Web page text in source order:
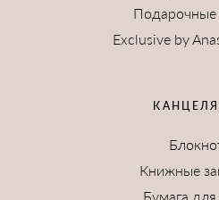
Подарочные
Exclusive by
Книжные
Бумага